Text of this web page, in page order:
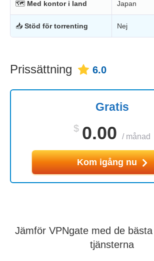
🗺 Med kontor i land Japan
📥 Stöd för torrenting Nej
Prissättning 6.0
Gratis
$ 0.00 / månad
Kom igång nu
Jämför VPNgate med de
tjänsterna